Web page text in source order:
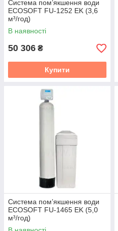
Система пом’якшення води
ECOSOFT FU-1252 EK (3,6
м³/год)
В наявності
50 306 ₴
Купити
Система пом’якшення води
ECOSOFT FU-1465 EK (5,0
м³/год)